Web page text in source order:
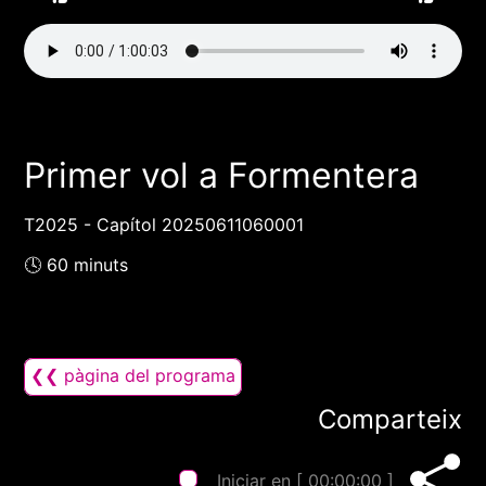
Primer vol a Formentera
T2025 - Capítol 20250611060001
🕓 60 minuts
❮❮ pàgina del programa
Comparteix
Iniciar en [ 00:00:00 ]